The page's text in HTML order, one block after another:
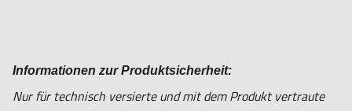
Informationen zur Produktsicherheit:
Nur für technisch versierte und mit dem Produkt vertraute